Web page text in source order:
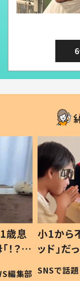
歳息
？」
編集部
小1から
ッド」
作り続
#令和の子
SNSで話題